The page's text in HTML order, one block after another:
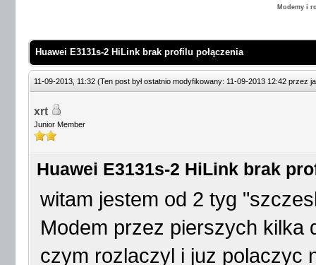
Modemy i
Huawei E3131s-2 HiLink brak profilu połączenia
11-09-2013, 11:32 (Ten post był ostatnio modyfikowany: 11-09-2013 12:42 przez
xrt
Junior Member
Huawei E3131s-2 HiLink brak
witam jestem od 2 tyg
Modem przez pierszych kilka
czym rozlaczyl i juz polaczyc